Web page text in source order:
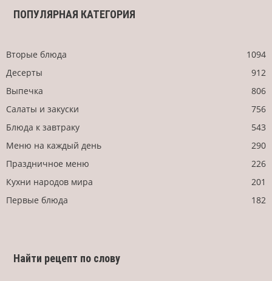
ПОПУЛЯРНАЯ КАТЕГОРИЯ
Вторые блюда
1094
Десерты
912
Выпечка
806
Салаты и закуски
756
Блюда к завтраку
543
Меню на каждый день
290
Праздничное меню
226
Кухни народов мира
201
Первые блюда
182
Найти рецепт по слову